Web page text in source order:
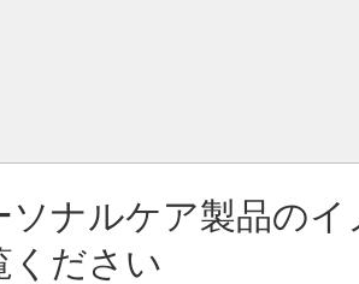
ソナルケア製品の
ください